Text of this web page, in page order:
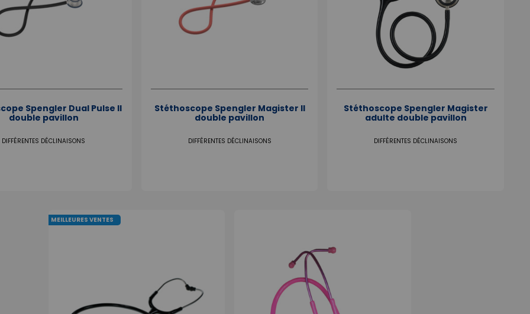
Spengler Dual Pulse II
double pavillon
DIFFÉRENTES DÉCLINAISONS
Stéthoscope Spengler Magister II
double pavillon
DIFFÉRENTES DÉCLINAISONS
Stéthoscope Spengler Magister
adulte double pavillon
DIFFÉRENTES DÉCLINAISONS
MEILLEURES VENTES